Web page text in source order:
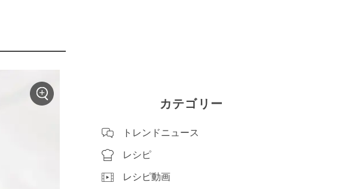
カテゴリー
トレンドニュース
レシピ
レシピ動画